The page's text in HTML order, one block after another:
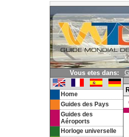
Vous etes dans:
Home
Guides des Pays
Guides des
Aéroports
Horloge universelle